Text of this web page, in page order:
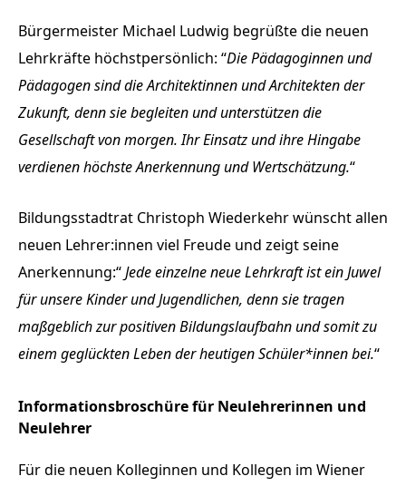
Bürgermeister Michael Ludwig begrüßte die neuen
Lehrkräfte höchstpersönlich: “Die Pädagoginnen und
Pädagogen sind die Architektinnen und Architekten der
Zukunft, denn sie begleiten und unterstützen die
Gesellschaft von morgen. Ihr Einsatz und ihre Hingabe
verdienen höchste Anerkennung und Wertschätzung.“
Bildungsstadtrat Christoph Wiederkehr wünscht allen
neuen Lehrer:innen viel Freude und zeigt seine
Anerkennung:“Jede einzelne neue Lehrkraft ist ein Juwel
für unsere Kinder und Jugendlichen, denn sie tragen
maßgeblich zur positiven Bildungslaufbahn und somit zu
einem geglückten Leben der heutigen Schüler*innen bei.“
Informationsbroschüre für Neulehrerinnen und
Neulehrer
Für die neuen Kolleginnen und Kollegen im Wiener